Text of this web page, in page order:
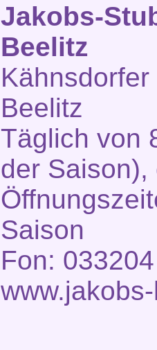
Jakobs-
Beelitz
Beelitz
Täglich von
der Saison),
Saison
Fon: